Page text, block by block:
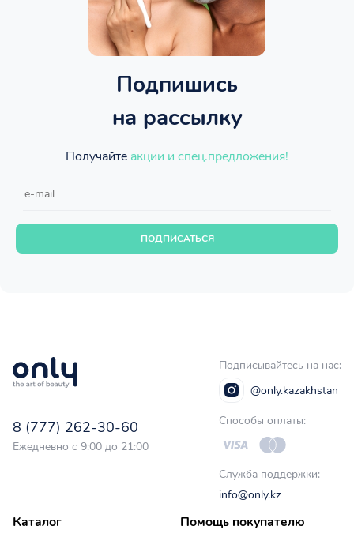
Подпишись
на рассылку
Получайте акции и спец.предложения!
ПОДПИСАТЬСЯ
8 (777) 262-30-60
Ежедневно с 9:00 до 21:00
Подписывайтесь на нас:
@only.kazakhstan
Способы оплаты:
Служба поддержки:
info@only.kz
Каталог Помощь покупателю